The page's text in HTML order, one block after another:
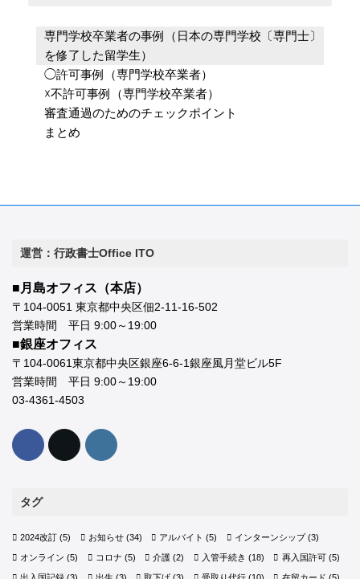
専門学校卒業者の事例（日本の専門学校〔専門士〕
を修了した留学生）
◯許可事例（専門学校卒業者）
☓不許可事例（専門学校卒業者）
審査通過のためのチェックポイント
まとめ
運営：行政書士Office ITO
■月島オフィス（本店）
〒104-0051 東京都中央区佃2-11-16-502
営業時間 平日 9:00～19:00
■銀座オフィス
〒104-0061東京都中央区銀座6-6-1銀座風月堂ビル5F
営業時間 平日 9:00～19:00
03-4361-4503
タグ
2024改訂 (5) お知らせ(34) アルバイト (5) インターンシップ(3)
オンライン (5) コロナ (5) 介護 (2) 入管手続き (18) 再入国許可(5)